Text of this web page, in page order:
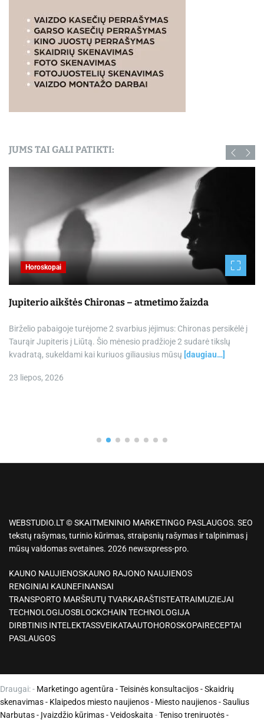
JUMS TAI GALI PATIKTI:
Horoskopai
Jupiterio aikštės Chironas – atmetimo žaizda
Birželio pabaigoje turėjome 2 svarbius įėjimus: Chironas persikėlė į
Taurąir Jupiteris į Liūtą. Šio mėnesio pradžioje 2 sudarė tikslų
kvadratą, sukeldami kai kuriuos giliausius mūsų [daugiau…]
23 liepos, 2026
WEBSTUDIO.LT © SKAITMENINIO MARKETINGO PASLAUGOS. SEO
tekstų rašymas, turinio kūrimas, straipsnių rašymas ir talpinimas į
mūsų valdomas svetaines. 2026 newsxpress-pro.
KAUNO NAUJIENOSKAUNO RAJONO NAUJIENOS
RENGINIAI KAUNEFINANSAI
TRANSPORTO MARŠRUTŲ TVARKARAŠTISTEATRAIMUZIEJAI
TECHNOLOGIJOSBLOCKCHAIN TECHNOLOGIJA
DIRBTINIS INTELEKTASSVEIKATAAUTOHOROSKOPAIRECEPTAI
PASLAUGOS
Draugai: - Marketingo agentūra -Teisinės konsultacijos-Skaidrių
skenavimas- Klaipedos miesto naujienos- Miesto naujienos-Saulius
Narbutas- Įvaizdžio kūrimas-Veidoskaita -Teniso treniruotės-